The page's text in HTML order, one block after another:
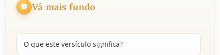
Vá mais fundo
O que este versículo significa?